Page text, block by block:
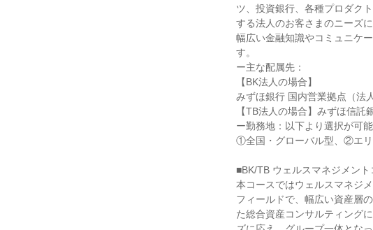
ツ、投資銀行、各種プロダク
する法人のお客さまのニーズ
幅広い金融知識やコミュニケ
す。
ー主な配属先：
【BK法人の場合】
みずほ銀行 国内営業拠点（法
【TB法人の場合】みずほ信
ー勤務地：以下より選択が可
①全国・グローバル型、②エ
■BK/TB ウェルスマネジメント
本コースではウェルスマネジ
フィールドで、幅広い資産層
た総合資産コンサルティング